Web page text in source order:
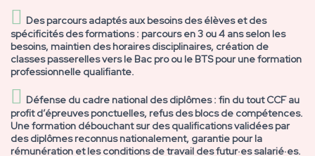
Des parcours adaptés aux besoins des élèves et des
spécificités des formations : parcours en 3 ou 4 ans selon les
besoins, maintien des horaires disciplinaires, création de
classes passerelles vers le Bac pro ou le BTS pour une formation
professionnelle qualifiante.
Défense du cadre national des diplômes : fin du tout CCF au
profit d’épreuves ponctuelles, refus des blocs de compétences.
Une formation débouchant sur des qualifications validées par
des diplômes reconnus nationalement, garantie pour la
rémunération et les conditions de travail des futur·es salarié·es.